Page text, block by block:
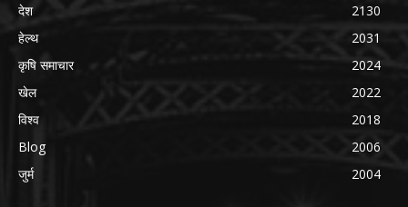
देश
2130
हेल्थ
2031
कृषि समाचार
2024
खेल
2022
विश्व
2018
Blog
2006
जुर्म
2004